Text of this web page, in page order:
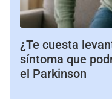
¿Te cuesta
síntoma que
el Parkinson